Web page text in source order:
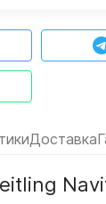
Доставка